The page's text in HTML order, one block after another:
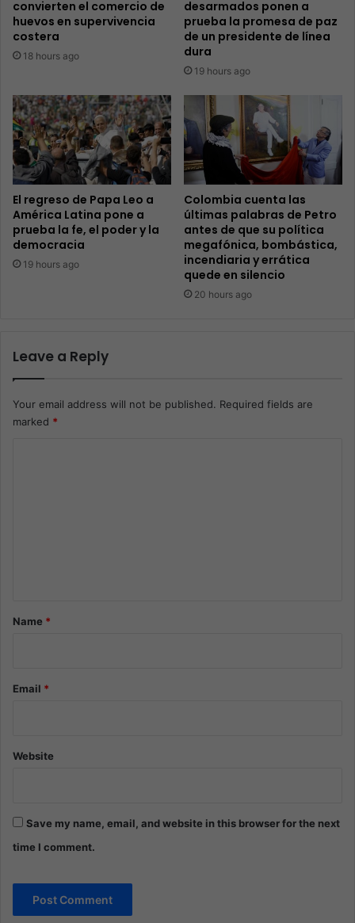
convierten el comercio de
huevos en supervivencia
costera
18 hours ago
desarmados ponen a
prueba la promesa de paz
de un presidente de línea
dura
19 hours ago
El regreso de Papa Leo a
América Latina pone a
prueba la fe, el poder y la
democracia
19 hours ago
Colombia cuenta las
últimas palabras de Petro
antes de que su política
megafónica, bombástica,
incendiaria y errática
quede en silencio
20 hours ago
Leave a Reply
Your email address will not be published. Required fields are
marked *
*Name *
Email *
Website
Save my name, email, and website in this browser for the next
time I comment.